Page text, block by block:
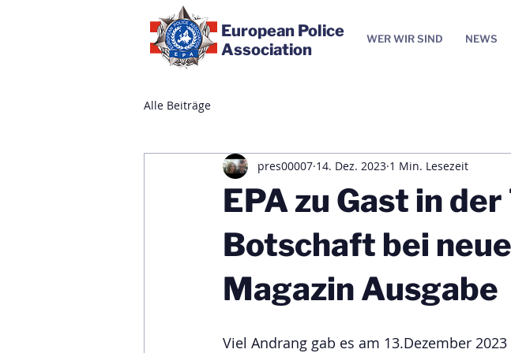
European Police
Association
WER WIR SIND NEWS
Alle Beiträge
EPA zu Gast in
Botschaft bei
Magazin Ausgabe
pres00007 14. Dez. 2023 1 Min. Lesezeit
Viel Andrang gab es am 13.Dezember